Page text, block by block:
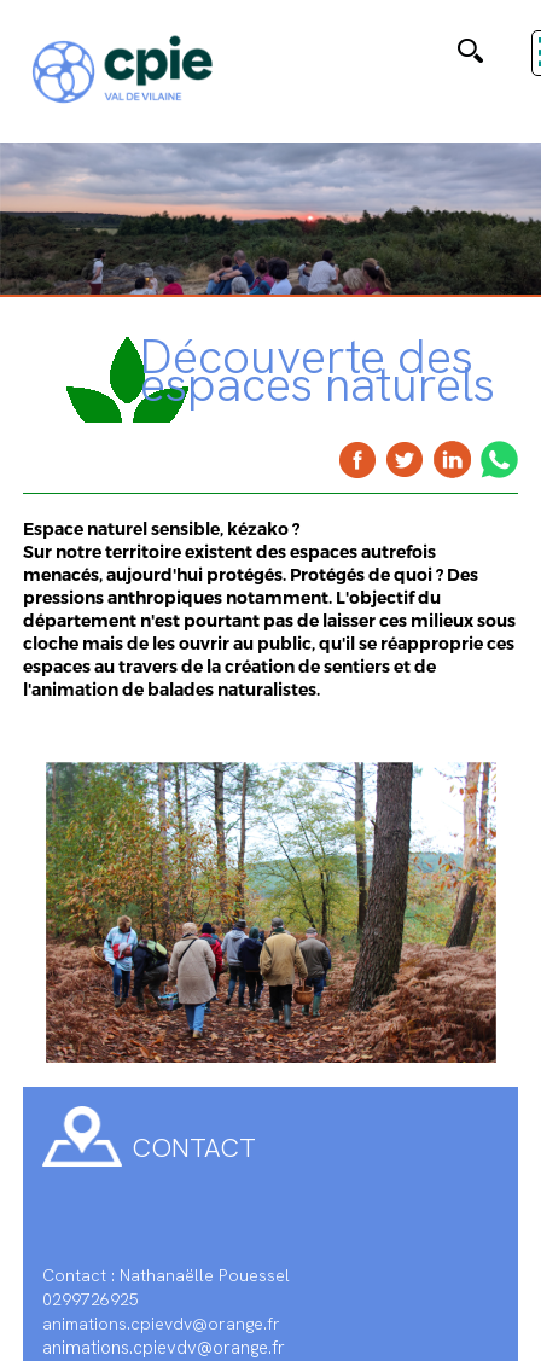
Découverte des
espaces naturels
Espace naturel sensible, kézako ?
Sur notre territoire existent des espaces autrefois
menacés, aujourd'hui protégés. Protégés de quoi ? Des
pressions anthropiques notamment. L'objectif du
département n'est pourtant pas de laisser ces milieux sous
cloche mais de les ouvrir au public, qu'il se réapproprie ces
espaces au travers de la création de sentiers et de
l'animation de balades naturalistes.
CONTACT
Contact : Nathanaëlle Pouessel
0299726925
animations.cpievdv@orange.fr
animations.cpievdv@orange.fr